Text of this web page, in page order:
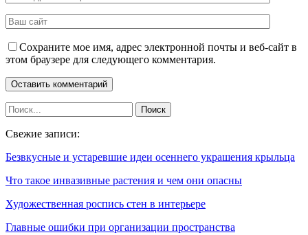
Сохраните мое имя, адрес электронной почты и веб-сайт в
этом браузере для следующего комментария.
Свежие записи:
Безвкусные и устаревшие идеи осеннего украшения крыльца
Что такое инвазивные растения и чем они опасны
Художественная роспись стен в интерьере
Главные ошибки при организации пространства